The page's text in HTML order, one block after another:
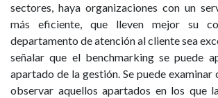
sectores, haya organizaciones con un
más eficiente, que lleven mejor su
departamento de atención al cliente sea
señalar que el benchmarking se puede
apartado de la gestión. Se puede
observar aquellos apartados en los que